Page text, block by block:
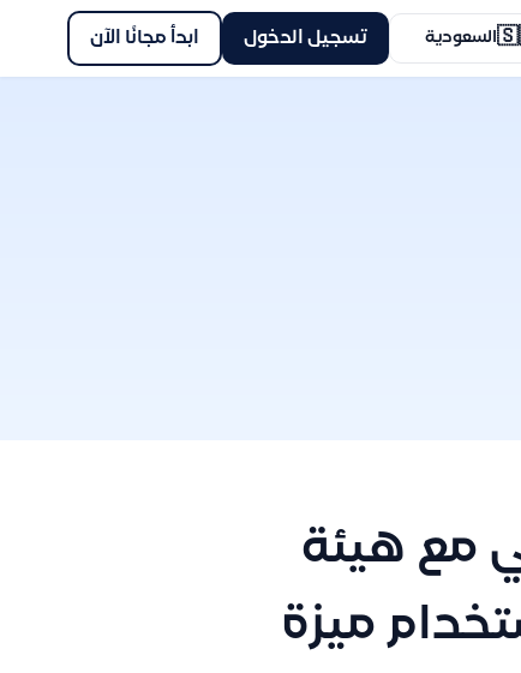
السعودية تسجيل الدخول ابدأ مجانًا الآن
مع هيئة
ميزة